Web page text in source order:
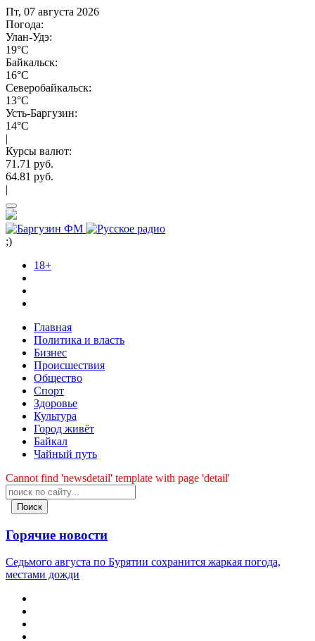
Пт, 07 августа 2026
Погода:
Улан-Удэ:
19°C
Байкальск:
16°C
Северобайкальск:
13°C
Усть-Баргузин:
14°C
|
Курсы валют:
71.71 руб.
64.81 руб.
|
;)
18+
Главная
Политика и власть
Бизнес
Происшествия
Общество
Cпорт
Здоровье
Культура
Город живёт
Байкал
Чайный путь
Cannot find 'newsdetail' template with page 'detail'
Поиск
Горячие новости
Седьмого августа по Бурятии сохранится жаркая погода,
местами дожди